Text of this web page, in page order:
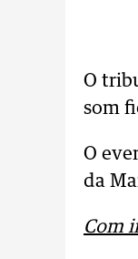
O
som
O
da
Com